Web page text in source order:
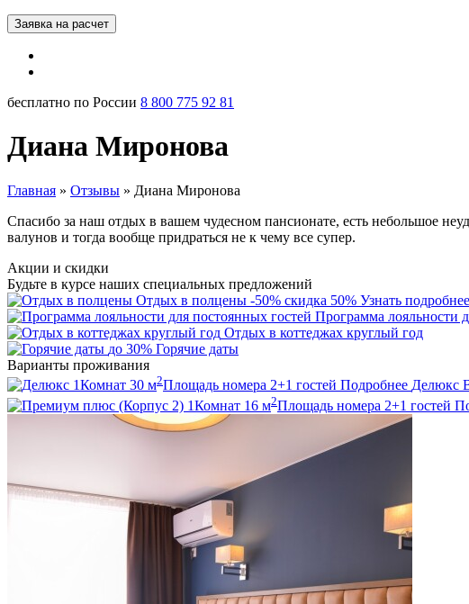
Заявка на расчет
бесплатно по России 8 800 775 92 81
Диана Миронова
Главная » Отзывы » Диана Миронова
Спасибо за наш отдых в вашем чудесном пансионате, есть небольшое
валунов и тогда вообще придраться не к чему все супер.
Акции и скидки
Будьте в курсе наших специальных предложений
Отдых в полцены -50% скидка 50% Узнать подробнее
Программа лояльности
Отдых в коттеджах круглый год
до 30% Горячие даты
Варианты проживания
1Комнат 30 м2Площадь номера 2+1 гостей Подробнее Делюкс
1Комнат 16 м2Площадь номера 2+1 гостей